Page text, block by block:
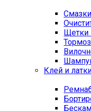
Щетки
Клей и